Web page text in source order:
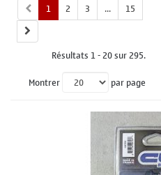
1
2 3 ... 15
Résultats 1 - 20 sur 295.
Montrer
par page